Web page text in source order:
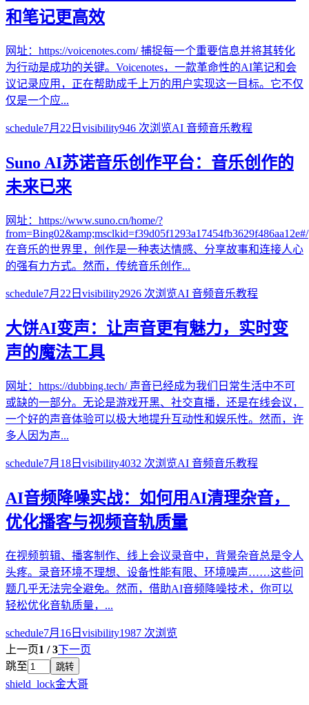
和笔记更高效
网址：https://voicenotes.com/ 捕捉每一个重要信息并将其转化
为行动是成功的关键。Voicenotes，一款革命性的AI笔记和会
议记录应用，正在帮助成千上万的用户实现这一目标。它不仅
仅是一个应...
schedule7月22日 visibility946 次浏览AI 音频音乐教程
Suno AI苏诺音乐创作平台：音乐创作的
未来已来
网址：https://www.suno.cn/home/?
from=Bing02&amp;msclkid=f39d05f1293a17454fb3629f486aa12e#/
在音乐的世界里，创作是一种表达情感、分享故事和连接人心
的强有力方式。然而，传统音乐创作...
schedule7月22日 visibility2926 次浏览AI 音频音乐教程
大饼AI变声：让声音更有魅力，实时变
声的魔法工具
网址：https://dubbing.tech/ 声音已经成为我们日常生活中不可
或缺的一部分。无论是游戏开黑、社交直播，还是在线会议，
一个好的声音体验可以极大地提升互动性和娱乐性。然而，许
多人因为声...
schedule7月18日 visibility4032 次浏览AI 音频音乐教程
AI音频降噪实战：如何用AI清理杂音，
优化播客与视频音轨质量
在视频剪辑、播客制作、线上会议录音中，背景杂音总是令人
头疼。录音环境不理想、设备性能有限、环境噪声……这些问
题几乎无法完全避免。然而，借助AI音频降噪技术，你可以
轻松优化音轨质量，...
schedule7月16日 visibility1987 次浏览
上一页1 /3下一页
跳至
跳转
shield_lock金大哥